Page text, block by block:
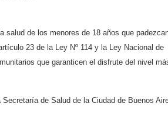
salud de los menores de 18 años que
23 de la Ley Nº 114 y la Ley Nacional de
que garanticen el disfrute del nivel
de Salud de la Ciudad de Buenos